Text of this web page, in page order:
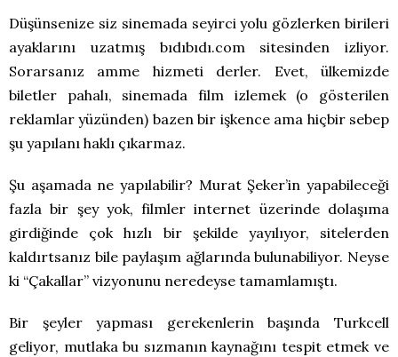
Düşünsenize siz sinemada seyirci yolu gözlerken birileri
ayaklarını uzatmış bıdıbıdı.com sitesinden izliyor.
Sorarsanız amme hizmeti derler. Evet, ülkemizde
biletler pahalı, sinemada film izlemek (o gösterilen
reklamlar yüzünden) bazen bir işkence ama hiçbir sebep
şu yapılanı haklı çıkarmaz.
Şu aşamada ne yapılabilir? Murat Şeker’in yapabileceği
fazla bir şey yok, filmler internet üzerinde dolaşıma
girdiğinde çok hızlı bir şekilde yayılıyor, sitelerden
kaldırtsanız bile paylaşım ağlarında bulunabiliyor. Neyse
ki “Çakallar” vizyonunu neredeyse tamamlamıştı.
Bir şeyler yapması gerekenlerin başında Turkcell
geliyor, mutlaka bu sızmanın kaynağını tespit etmek ve